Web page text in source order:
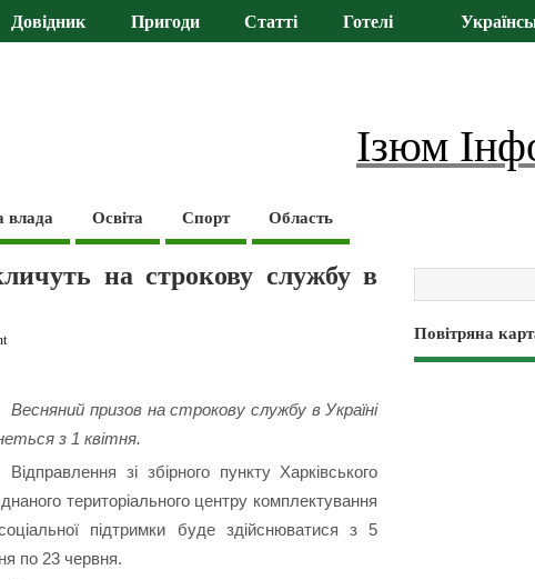
Довідник Пригоди Статті Готелі
Ізюм
влада Освіта Спорт Область
на строкову службу в
Весняний призов на строкову службу в Україні
з 1 квітня.
Відправлення зі збірного пункту Харківського
територіального центру комплектування
підтримки буде здійснюватися з 5
по 23 червня.
Повітряна